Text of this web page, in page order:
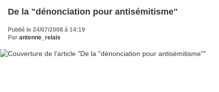
De la "dénonciation pour antisémitisme"
Publié le 24/07/2008 à 14:19
Par antenne_relais